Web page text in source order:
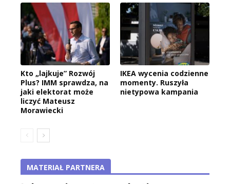
Kto „lajkuje” Rozwój
Plus? IMM sprawdza, na
jaki elektorat może
liczyć Mateusz
Morawiecki
IKEA wycenia codzienne
momenty. Ruszyła
nietypowa kampania
MATERIAŁ PARTNERA